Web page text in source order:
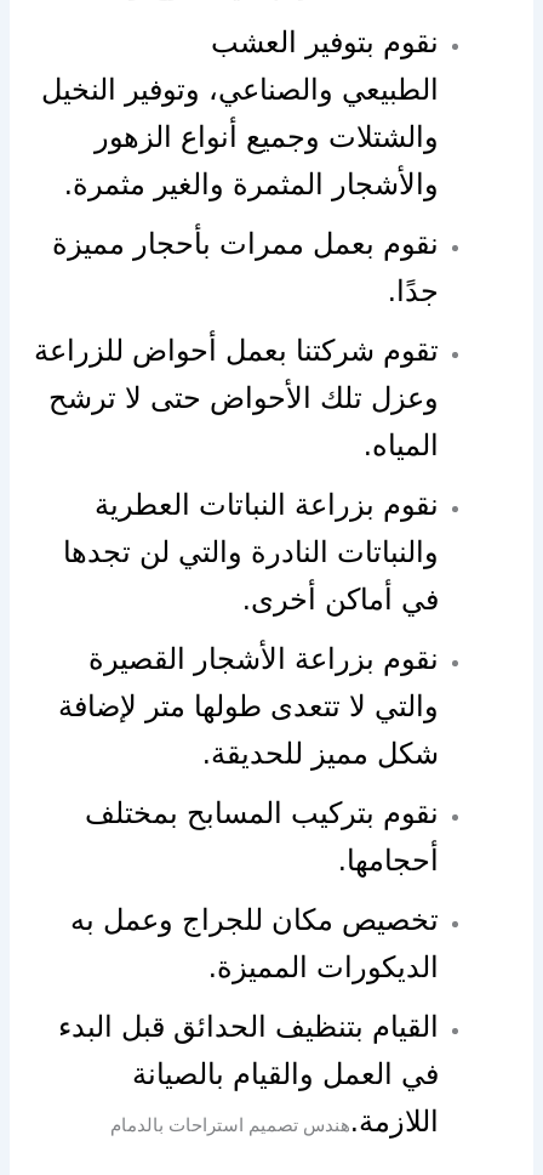
نقوم بتوفير العشب
الطبيعي والصناعي، وتوفير النخيل
والشتلات وجميع أنواع الزهور
والأشجار المثمرة والغير مثمرة.
نقوم بعمل ممرات بأحجار مميزة
جدًا.
تقوم شركتنا بعمل أحواض للزراعة
وعزل تلك الأحواض حتى لا ترشح
المياه.
نقوم بزراعة النباتات العطرية
والنباتات النادرة والتي لن تجدها
في أماكن أخرى.
نقوم بزراعة الأشجار القصيرة
والتي لا تتعدى طولها متر لإضافة
شكل مميز للحديقة.
نقوم بتركيب المسابح بمختلف
أحجامها.
تخصيص مكان للجراج وعمل به
الديكورات المميزة.
القيام بتنظيف الحدائق قبل البدء
في العمل والقيام بالصيانة
اللازمة.هندس تصميم استراحات بالدمام